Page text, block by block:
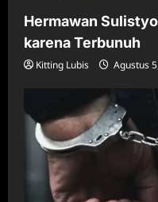
Hermawan
karena Terbunuh
Kitting Lubis Agustus